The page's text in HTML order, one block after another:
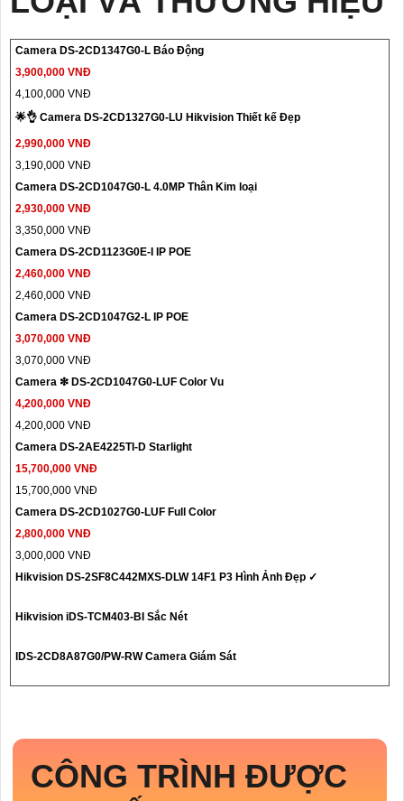
Camera DS-2CD1347G0-L Báo Động
3,900,000 VNĐ
4,100,000 VNĐ
🌟👌 Camera DS-2CD1327G0-LU Hikvision Thiết kế Đẹp
2,990,000 VNĐ
3,190,000 VNĐ
Camera DS-2CD1047G0-L 4.0MP Thân Kim loại
2,930,000 VNĐ
3,350,000 VNĐ
Camera DS-2CD1123G0E-I IP POE
2,460,000 VNĐ
2,460,000 VNĐ
Camera DS-2CD1047G2-L IP POE
3,070,000 VNĐ
3,070,000 VNĐ
Camera ❇ DS-2CD1047G0-LUF Color Vu
4,200,000 VNĐ
4,200,000 VNĐ
Camera DS-2AE4225TI-D Starlight
15,700,000 VNĐ
15,700,000 VNĐ
Camera DS-2CD1027G0-LUF Full Color
2,800,000 VNĐ
3,000,000 VNĐ
Hikvision DS-2SF8C442MXS-DLW 14F1 P3 Hình Ảnh Đẹp ✓
Hikvision iDS-TCM403-BI Sắc Nét
IDS-2CD8A87G0/PW-RW Camera Giám Sát
CÔNG TRÌNH ĐƯỢC